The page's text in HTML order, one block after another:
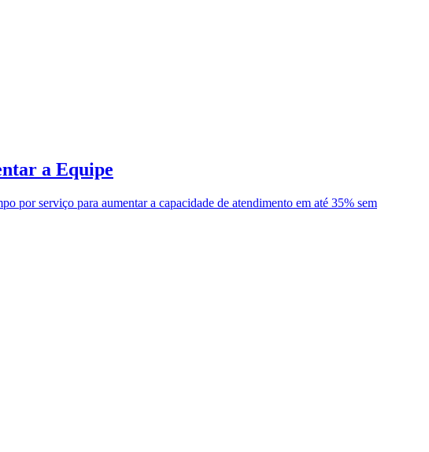
a Equipe
por serviço para aumentar a capacidade de atendimento em até 35% sem